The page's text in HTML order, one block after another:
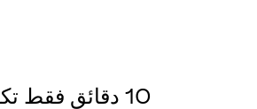
10 دقائق فقط تكفي!